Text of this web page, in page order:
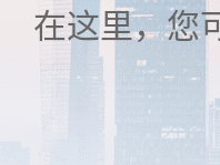
在这里，您